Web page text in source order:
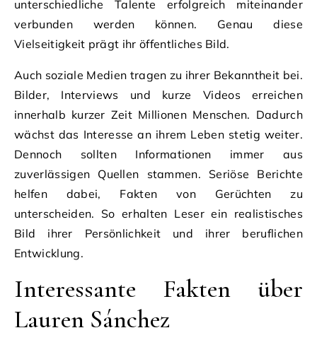
unterschiedliche Talente erfolgreich miteinander
verbunden werden können. Genau diese
Vielseitigkeit prägt ihr öffentliches Bild.
Auch soziale Medien tragen zu ihrer Bekanntheit bei.
Bilder, Interviews und kurze Videos erreichen
innerhalb kurzer Zeit Millionen Menschen. Dadurch
wächst das Interesse an ihrem Leben stetig weiter.
Dennoch sollten Informationen immer aus
zuverlässigen Quellen stammen. Seriöse Berichte
helfen dabei, Fakten von Gerüchten zu
unterscheiden. So erhalten Leser ein realistisches
Bild ihrer Persönlichkeit und ihrer beruflichen
Entwicklung.
Interessante Fakten über
Lauren Sánchez